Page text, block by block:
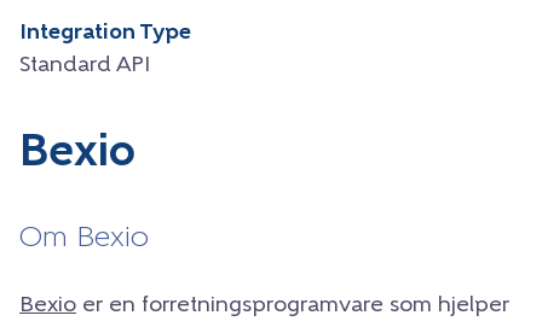
Integration Type
Standard API
Bexio
Om Bexio
Bexio er en forretningsprogramvare som hjelper